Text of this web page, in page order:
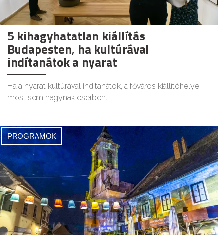
5 kihagyhatatlan kiállítás
Budapesten, ha kultúrával
indítanátok a nyarat
Ha a nyarat kultúrával indítanátok, a főváros kiállítóhelyei
most sem hagynak cserben.
PROGRAMOK